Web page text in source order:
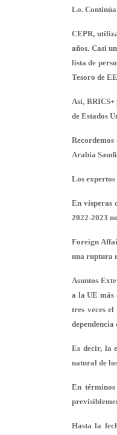
Lo.
CEPR,
años. Casi
lista de
Tesoro de
Así, BRICS+
de Estados
Arabia
Los
En vísperas
2022-2023
Foreign
una ruptura
Asuntos
a la UE más
tres veces
Es decir, la
natural de
En
Hasta la